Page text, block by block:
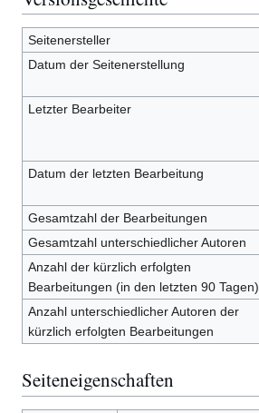
Seitenersteller
Datum der Seitenerstellung
Letzter Bearbeiter
Datum der letzten Bearbeitung
Gesamtzahl der Bearbeitungen
Gesamtzahl unterschiedlicher Autoren
Anzahl der kürzlich erfolgten
Bearbeitungen (in den letzten 90 Tagen)
Anzahl unterschiedlicher Autoren der
kürzlich erfolgten Bearbeitungen
Seiteneigenschaften